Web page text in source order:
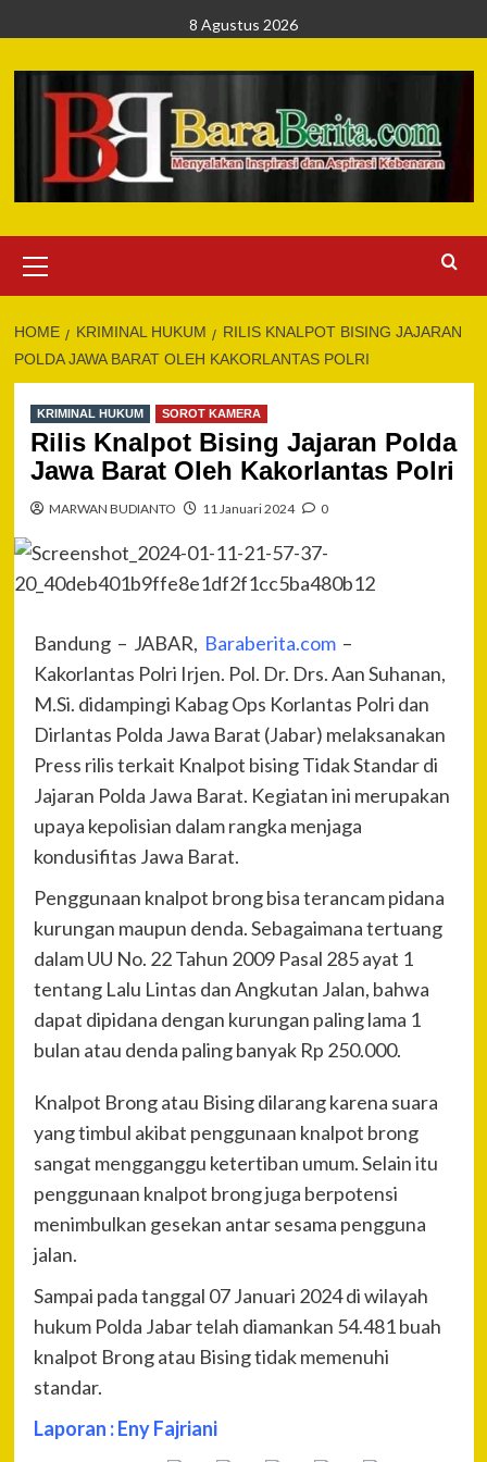
to
content
8 Agustus 2026
Menu
HOME KRIMINAL HUKUM
RILIS KNALPOT BISING JAJARAN
POLDA JAWA BARAT OLEH KAKORLANTAS POLRI
KRIMINAL HUKUM SOROT KAMERA
Rilis Knalpot Bising Jajaran Polda
Jawa Barat Oleh Kakorlantas Polri
MARWAN BUDIANTO 11 Januari 2024 0
Bandung – JABAR, Baraberita.com–
Kakorlantas Polri Irjen. Pol. Dr. Drs. Aan Suhanan,
M.Si. didampingi Kabag Ops Korlantas Polri dan
Dirlantas Polda Jawa Barat (Jabar) melaksanakan
Press rilis terkait Knalpot bising Tidak Standar di
Jajaran Polda Jawa Barat. Kegiatan ini merupakan
upaya kepolisian dalam rangka menjaga
kondusifitas Jawa Barat.
Penggunaan knalpot brong bisa terancam pidana
kurungan maupun denda. Sebagaimana tertuang
dalam UU No. 22 Tahun 2009 Pasal 285 ayat 1
tentang Lalu Lintas dan Angkutan Jalan, bahwa
dapat dipidana dengan kurungan paling lama 1
bulan atau denda paling banyak Rp 250.000.
Knalpot Brong atau Bising dilarang karena suara
yang timbul akibat penggunaan knalpot brong
sangat mengganggu ketertiban umum. Selain itu
penggunaan knalpot brong juga berpotensi
menimbulkan gesekan antar sesama pengguna
jalan.
Sampai pada tanggal 07 Januari 2024 di wilayah
hukum Polda Jabar telah diamankan 54.481 buah
knalpot Brong atau Bising tidak memenuhi
standar.
Laporan : Eny Fajriani